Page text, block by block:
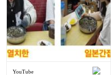
YouTube